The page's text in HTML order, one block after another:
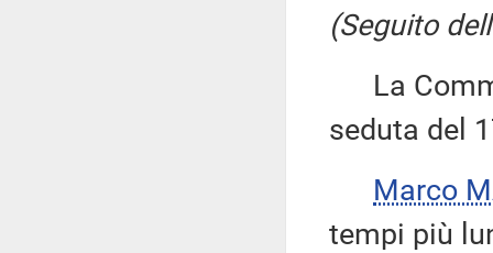
(Seguito
La
seduta del
Marco
tempi più